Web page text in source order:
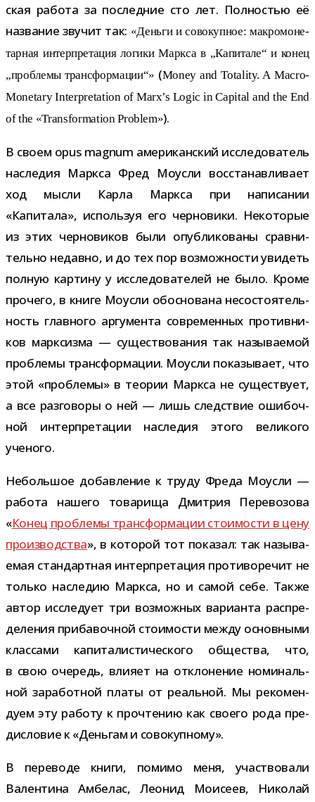
ская работа за послед­ние сто лет. Полностью её
назва­ние зву­чит так: «Деньги и сово­куп­ное: мак­ро­мо­не­
тар­ная интер­пре­та­ция логики Маркса в „Капитале“ и конец
„про­блемы транс­фор­ма­ции“» (Money and Totality. A Macro-​
Monetary Interpretation of Marx’s Logic inCapital and the End
of the «Transformation Problem»).
В своем opus magnum аме­ри­кан­ский иссле­до­ва­тель
насле­дия Маркса Фред Моусли вос­ста­нав­ли­вает
ход мысли Карла Маркса при напи­са­нии
«Капитала», исполь­зуя его чер­но­вики. Некоторые
из этих чер­но­ви­ков были опуб­ли­ко­ваны срав­ни­
тельно недавно, и до тех пор воз­мож­но­сти уви­деть
пол­ную кар­тину у иссле­до­ва­те­лей не было. Кроме
про­чего, в книге Моусли обос­но­вана несо­сто­я­тель­
ность глав­ного аргу­мента совре­мен­ных про­тив­ни­
ков марк­сизма — суще­ство­ва­ния так назы­ва­е­мой
про­блемы транс­фор­ма­ции. Моусли пока­зы­вает, что
этой «про­блемы» в тео­рии Маркса не суще­ствует,
а все раз­го­воры о ней — лишь след­ствие оши­боч­
ной интер­пре­та­ции насле­дия этого вели­кого
ученого.
Небольшое добав­ле­ние к труду Фреда Моусли —
работа нашего това­рища Дмитрия Перевозова
«Конец про­блемы транс­фор­ма­ции сто­и­мо­сти в цену
про­из­вод­ства», в кото­рой тот пока­зал: так назы­ва­
е­мая стан­дарт­ная интер­пре­та­ция про­ти­во­ре­чит не
только насле­дию Маркса, но и самой себе. Также
автор иссле­дует три воз­мож­ных вари­анта рас­пре­
де­ле­ния при­ба­воч­ной сто­и­мо­сти между основ­ными
клас­сами капи­та­ли­сти­че­ского обще­ства, что,
в свою оче­редь, вли­яет на откло­не­ние номи­наль­
ной зара­бот­ной платы от реаль­ной. Мы реко­мен­
дуем эту работу к про­чте­нию как сво­его рода пре­
ди­сло­вие к «Деньгам и совокупному».
В пере­воде книги, помимо меня, участ­во­вали
Валентина Амбелас, Леонид Моисеев, Николай